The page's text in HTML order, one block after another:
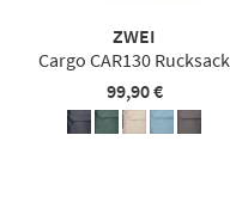
ZWEI
Cargo CAR130 Rucksack
99,90 €